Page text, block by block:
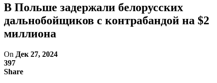
В Польше задержали белорусских
дальнобойщиков с контрабандой на $2
миллиона
On Дек 27, 2024
397
Share